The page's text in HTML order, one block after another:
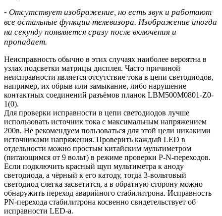
- Отсутствует изображение, но есть звук и работают
все остальные функции телевизора. Изображение иногда
на секунду появляется сразу после включения и
пропадает.
Неисправность обычно в этих случаях наиболее вероятна в
узлах подсветки матрицы дисплея. Часто причиной
неисправности является отсутствие тока в цепи светодиодов,
например, их обрыв или замыкание, либо нарушение
контактных соединений разъёмов планок LBM500M0801-Z0-
1(0).
Для проверки исправности в цепи светодиодов лучше
использовать источник тока с максимальным напряжением
200в. Не рекомендуем пользоваться для этой цели никакими
источниками напряжения. Проверить каждый LED в
отдельности можно простым китайским мультиметром
(питающимся от 9 вольт) в режиме проверки P-N-переходов.
Если подключить красный щуп мультиметра к аноду
светодиода, а чёрный к его катоду, тогда 3-вольтовый
светодиод слегка засветится, а в обратную сторону можно
обнаружить переход аварийного стабилитрона. Исправность
PN-перехода стабилитрона косвенно свидетельствует об
исправности LED-a.